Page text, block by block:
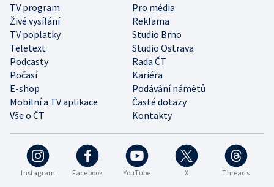
Instagram Facebook YouTube X Threads
TV program
Pro média
Živé vysílání
Reklama
TV poplatky
Studio Brno
Teletext
Studio Ostrava
Podcasty
Rada ČT
Počasí
Kariéra
E-shop
Podávání námětů
Mobilní a TV aplikace
Časté dotazy
Vše o ČT
Kontakty